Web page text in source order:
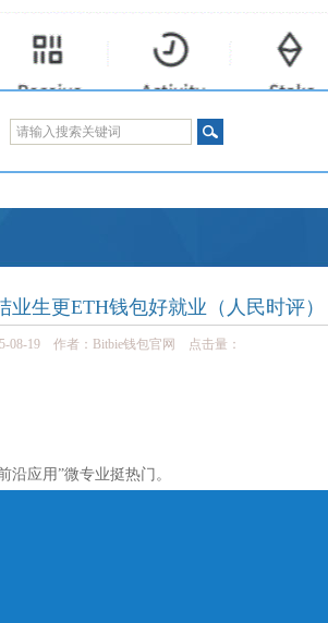
使用应用服务的同时确保资产100% 由自己掌控。
业生更ETH钱包好就业（人民时评）
08-19 作者：Bitbie钱包官网 点击量：
沿应用”微专业挺热门。